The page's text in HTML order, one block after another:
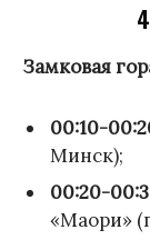
Замковая
00:10-
Минск);
00:20-
«Маори»